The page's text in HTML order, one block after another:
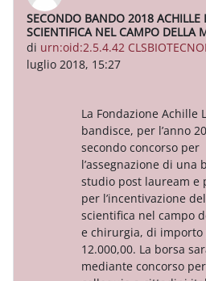
SECONDO BANDO 2018 ACHILLE
SCIENTIFICA NEL CAMPO DELLA
di urn:oid:2.5.4.42
luglio 2018, 15:27
Numero di risposte: 0
La Fondazione Achille
bandisce, per l’anno
secondo concorso per
l’assegnazione di una
studio post lauream e
per l’incentivazione
scientifica nel campo
e chirurgia, di importo
12.000,00. La borsa
mediante concorso